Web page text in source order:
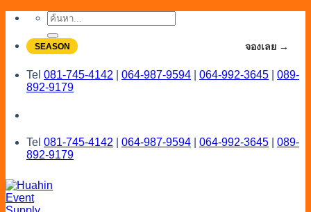
Skip
content
ค้นหา:
SEASON จองเลย →
Tel 081-745-4142 064-987-9594 064-992-3645
089-
892-9179
Tel 081-745-4142 064-987-9594 064-992-3645
089-
892-9179